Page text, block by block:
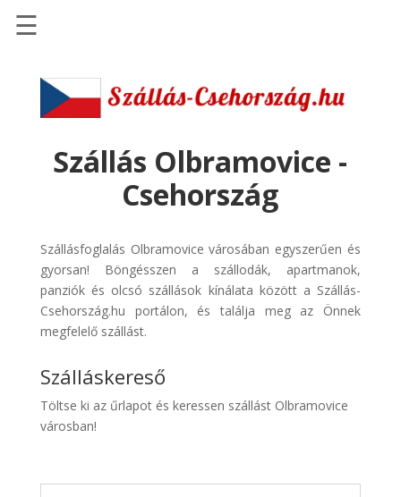
Szállások
Szállásinfo.eu
pénzvisszatérítéssel
Discover
Cars
Transzfer
Kiwi
Taxi
☰
Szállás Olbramovice -
Csehország
Szállásfoglalás Olbramovice városában egyszerűen és
gyorsan! Böngésszen a szállodák, apartmanok,
panziók és olcsó szállások kínálata között a Szállás-
Csehország.hu portálon, és találja meg az Önnek
megfelelő szállást.
Szálláskereső
Töltse ki az űrlapot és keressen szállást Olbramovice
városban!